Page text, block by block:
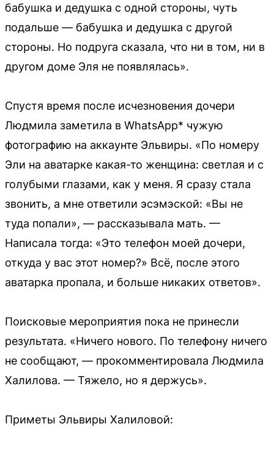
бабушка и дедушка с одной стороны, чуть
подальше — бабушка и дедушка с другой
стороны. Но подруга сказала, что ни в том, ни в
другом доме Эля не появлялась».
Спустя время после исчезновения дочери
Людмила заметила в WhatsApp* чужую
фотографию на аккаунте Эльвиры. «По номеру
Эли на аватарке какая-то женщина: светлая и с
голубыми глазами, как у меня. Я сразу стала
звонить, а мне ответили эсэмэской: «Вы не
туда попали», — рассказывала мать. —
Написала тогда: «Это телефон моей дочери,
откуда у вас этот номер?» Всё, после этого
аватарка пропала, и больше никаких ответов».
Поисковые мероприятия пока не принесли
результата. «Ничего нового. По телефону ничего
не сообщают, — прокомментировала Людмила
Халилова. — Тяжело, но я держусь».
Приметы Эльвиры Халиловой: